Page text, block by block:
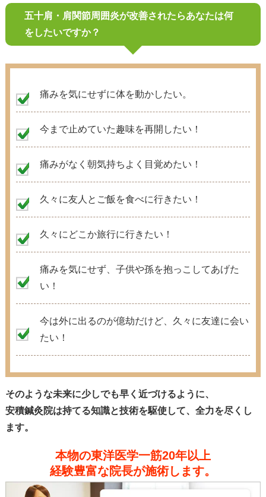
五十肩・肩関節周囲炎が改善されたらあなたは何
をしたいですか？
痛みを気にせずに体を動かしたい。
今まで止めていた趣味を再開したい！
痛みがなく朝気持ちよく目覚めたい！
久々に友人とご飯を食べに行きたい！
久々にどこか旅行に行きたい！
痛みを気にせず、子供や孫を抱っこしてあげた
い！
今は外に出るのが億劫だけど、久々に友達に会い
たい！
そのような未来に少しでも早く近づけるように、
安積鍼灸院は持てる知識と技術を駆使して、全力を尽くし
ます。
本物の東洋医学一筋20年以上
経験豊富な院長が施術します。